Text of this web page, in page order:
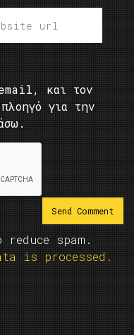
και τον
για την
spam.
is processed.